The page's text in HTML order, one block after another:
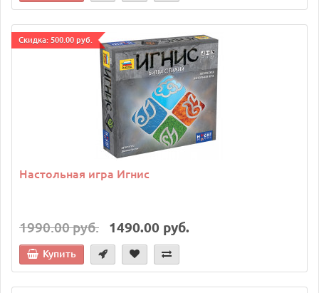
Cкидка: 500.00 руб.
Настольная игра Игнис
1990.00 руб. 1490.00 руб.
Купить